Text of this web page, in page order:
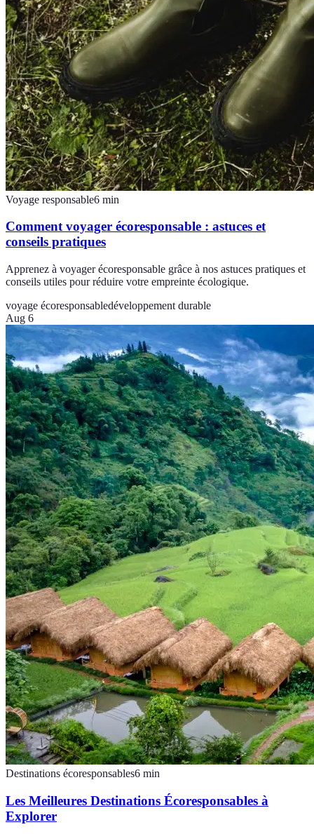
Voyage responsable6 min
Comment voyager écoresponsable : astuces et
conseils pratiques
Apprenez à voyager écoresponsable grâce à nos astuces pratiques et
conseils utiles pour réduire votre empreinte écologique.
voyage écoresponsabledéveloppement durable
Aug 6
Destinations écoresponsables6 min
Les Meilleures Destinations Écoresponsables à
Explorer